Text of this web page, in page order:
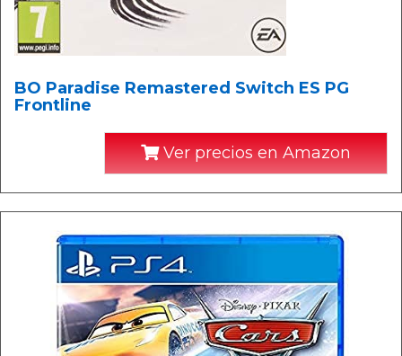
BO Paradise Remastered Switch ES PG
Frontline
Ver precios en Amazon